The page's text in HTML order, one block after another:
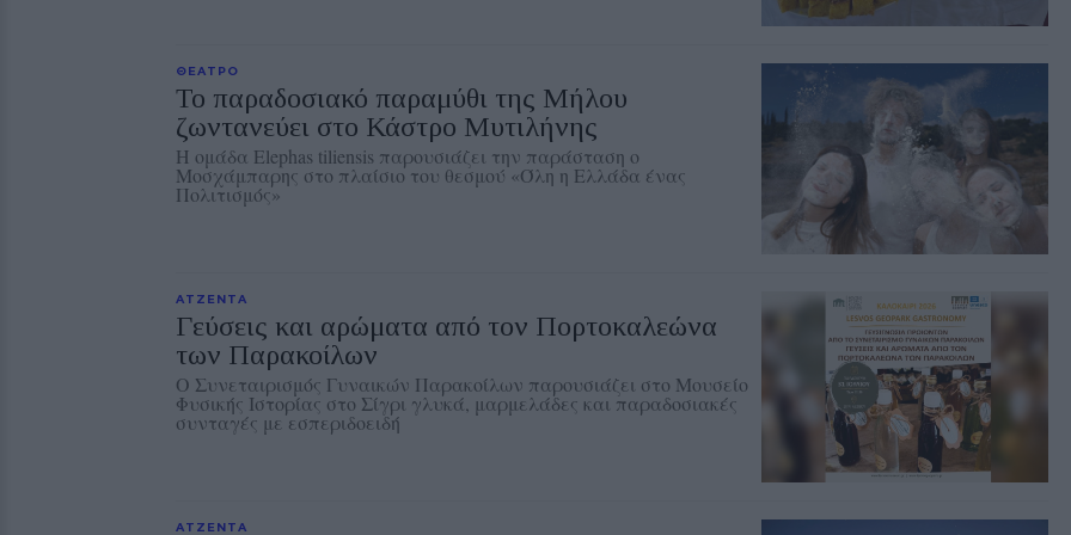
ΘΕΑΤΡΟ
Το παραδοσιακό παραμύθι της Μήλου
ζωντανεύει στο Κάστρο Μυτιλήνης
Η ομάδα Elephas tiliensis παρουσιάζει την παράσταση o
Μοσχάμπαρης στο πλαίσιο του θεσμού «Όλη η Ελλάδα ένας
Πολιτισμός»
ΑΤΖΕΝΤΑ
Γεύσεις και αρώματα από τον Πορτοκαλεώνα
των Παρακοίλων
Ο Συνεταιρισμός Γυναικών Παρακοίλων παρουσιάζει στο Μουσείο
Φυσικής Ιστορίας στο Σίγρι γλυκά, μαρμελάδες και παραδοσιακές
συνταγές με εσπεριδοειδή
ΑΤΖΕΝΤΑ